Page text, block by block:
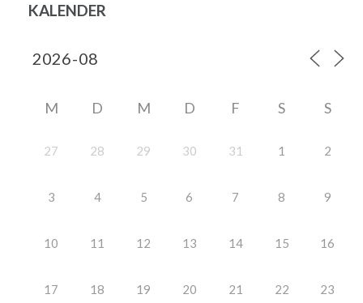
KALENDER
M D M D F S S
27 28 29 30 31 1 2
3 4 5 6 7 8 9
10 11 12 13 14 15 16
17 18 19 20 21 22 23